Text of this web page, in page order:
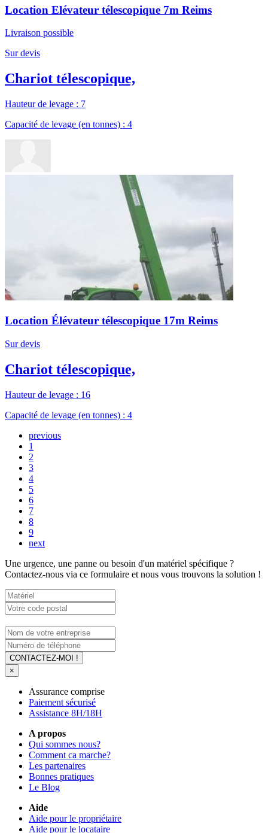
Location Elévateur télescopique 7m Reims
Livraison possible
Sur devis
Chariot télescopique,
Hauteur de levage : 7
Capacité de levage (en tonnes) : 4
Location Élévateur télescopique 17m Reims
Sur devis
Chariot télescopique,
Hauteur de levage : 16
Capacité de levage (en tonnes) : 4
previous
1
2
3
4
5
6
7
8
9
next
Une urgence, une panne ou besoin d'un matériel spécifique ?
Contactez-nous via ce formulaire et nous vous trouvons la solution !
CONTACTEZ-MOI !
×
Assurance comprise
Paiement sécurisé
Assistance 8H/18H
A propos
Qui sommes nous?
Comment ca marche?
Les partenaires
Bonnes pratiques
Le Blog
Aide
Aide pour le propriétaire
Aide pour le locataire